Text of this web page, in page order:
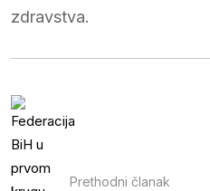
zdravstva.
Prethodni članak